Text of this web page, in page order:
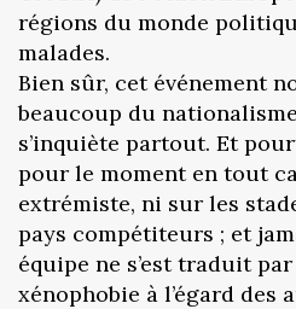
régions du monde
malades.
Bien sûr, cet événement
beaucoup du
s’inquiète partout. Et
pour le moment en tout
extrémiste, ni sur les
pays compétiteurs ; et
équipe ne s’est traduit
xénophobie à l’égard des